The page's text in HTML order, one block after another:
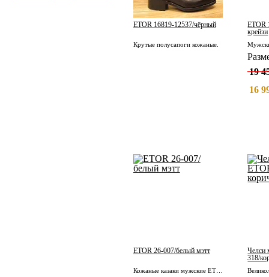
ETOR 16819-12537/чёрный
Крутые полусапоги кожаные.
ETOR
крейзи
19
16
ETOR 26-007/белый мэтт
Кожаные казаки мужские ETOR 26-007/белый мэтт
Челси
318/